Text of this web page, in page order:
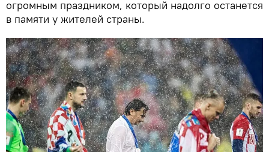
огромным праздником, который надолго останется
в памяти у жителей страны.